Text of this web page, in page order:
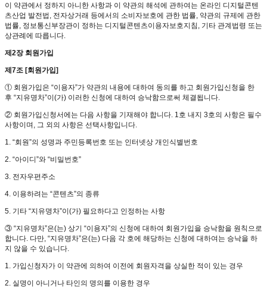
이 약관에서 정하지 아니한 사항과 이 약관의 해석에 관하여는 온라인 디지털콘텐
츠산업 발전법, 전자상거래 등에서의 소비자보호에 관한 법률, 약관의 규제에 관한
법률, 정보통신부장관이 정하는 디지털콘텐츠이용자보호지침, 기타 관계법령 또는
상관례에 따릅니다.
제2장 회원가입
제7조 [회원가입]
① 회원가입은 “이용자”가 약관의 내용에 대하여 동의를 하고 회원가입신청을 한
후 “지유명차”이(가) 이러한 신청에 대하여 승낙함으로써 체결됩니다.
② 회원가입신청서에는 다음 사항을 기재해야 합니다. 1호 내지 3호의 사항은 필수
사항이며, 그 외의 사항은 선택사항입니다.
1. “회원”의 성명과 주민등록번호 또는 인터넷상 개인식별번호
2. “아이디”와 “비밀번호”
3. 전자우편주소
4. 이용하려는 “콘텐츠”의 종류
5. 기타 “지유명차”이(가) 필요하다고 인정하는 사항
③ “지유명차”은(는) 상기 “이용자”의 신청에 대하여 회원가입을 승낙함을 원칙으로
합니다. 다만, “지유명차”은(는) 다음 각 호에 해당하는 신청에 대하여는 승낙을 하
지 않을 수 있습니다.
1. 가입신청자가 이 약관에 의하여 이전에 회원자격을 상실한 적이 있는 경우
2. 실명이 아니거나 타인의 명의를 이용한 경우